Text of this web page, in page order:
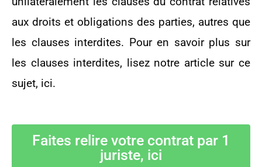
aux droits et obligations des parties, autres que
les clauses interdites. Pour en savoir plus sur
les clauses interdites, lisez notre article sur ce
sujet, ici.
Faites relire votre contrat par 1
juriste, ici